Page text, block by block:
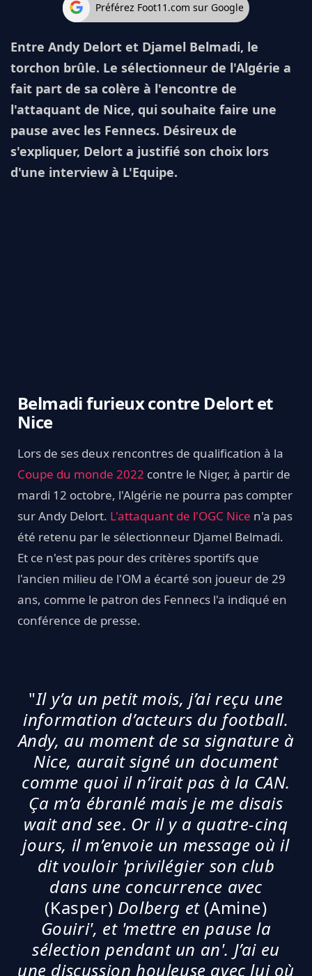
Préférez Foot11.com sur Google
Entre Andy Delort et Djamel Belmadi, le
torchon brûle. Le sélectionneur de l'Algérie a
fait part de sa colère à l'encontre de
l'attaquant de Nice, qui souhaite faire une
pause avec les Fennecs. Désireux de
s'expliquer, Delort a justifié son choix lors
d'une interview à L'Equipe.
Belmadi furieux contre Delort et
Nice
Lors de ses deux rencontres de qualification à la
Coupe du monde 2022 contre le Niger, à partir de
mardi 12 octobre, l'Algérie ne pourra pas compter
sur Andy Delort. L'attaquant de l'OGC Nice n'a pas
été retenu par le sélectionneur Djamel Belmadi.
Et ce n'est pas pour des critères sportifs que
l'ancien milieu de l'OM a écarté son joueur de 29
ans, comme le patron des Fennecs l'a indiqué en
conférence de presse.
"Il y’a un petit mois, j’ai reçu une
information d’acteurs du football.
Andy, au moment de sa signature à
Nice, aurait signé un document
comme quoi il n’irait pas à la CAN.
Ça m’a ébranlé mais je me disais
wait and see. Or il y a quatre-cinq
jours, il m’envoie un message où il
dit vouloir 'privilégier son club
dans une concurrence avec
(Kasper) Dolberg et (Amine)
Gouiri', et 'mettre en pause la
sélection pendant un an'. J’ai eu
une discussion houleuse avec lui où